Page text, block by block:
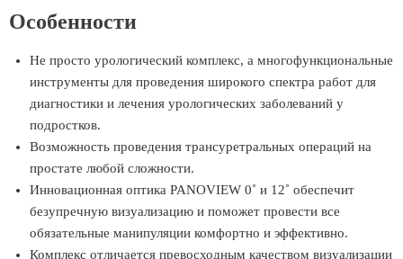
Особенности
Не просто урологический комплекс, а многофункциональные
инструменты для проведения широкого спектра работ для
диагностики и лечения урологических заболеваний у
подростков.
Возможность проведения трансуретральных операций на
простате любой сложности.
Инновационная оптика PANOVIEW 0˚ и 12˚ обеспечит
безупречную визуализацию и поможет провести все
обязательные манипуляции комфортно и эффективно.
Комплекс отличается превосходным качеством визуализации